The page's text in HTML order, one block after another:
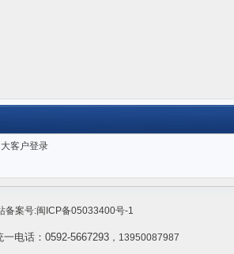
大客户登录
备案号:闽ICP备05033400号-1
一电话：0592-5667293，13950087987